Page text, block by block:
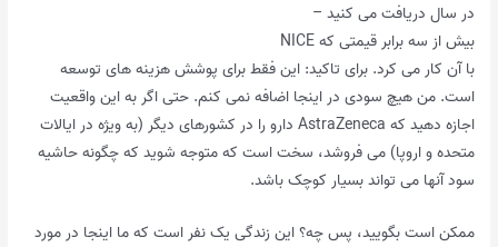
در سال دریافت می کنید –
بیش از سه برابر قیمتی که NICE
با آن کار می کرد. برای تاکید: این فقط برای پوشش هزینه های توسعه
است. من هیچ سودی در اینجا اضافه نمی کنم. حتی اگر به این واقعیت
اجازه دهید که AstraZeneca دارو را در کشورهای دیگر (به ویژه در ایالات
متحده و اروپا) می فروشد، سخت است که متوجه شوید که چگونه حاشیه
سود آنها می تواند بسیار کوچک باشد.
ممکن است بگویید، پس چه؟ این زندگی یک نفر است که ما اینجا در مورد